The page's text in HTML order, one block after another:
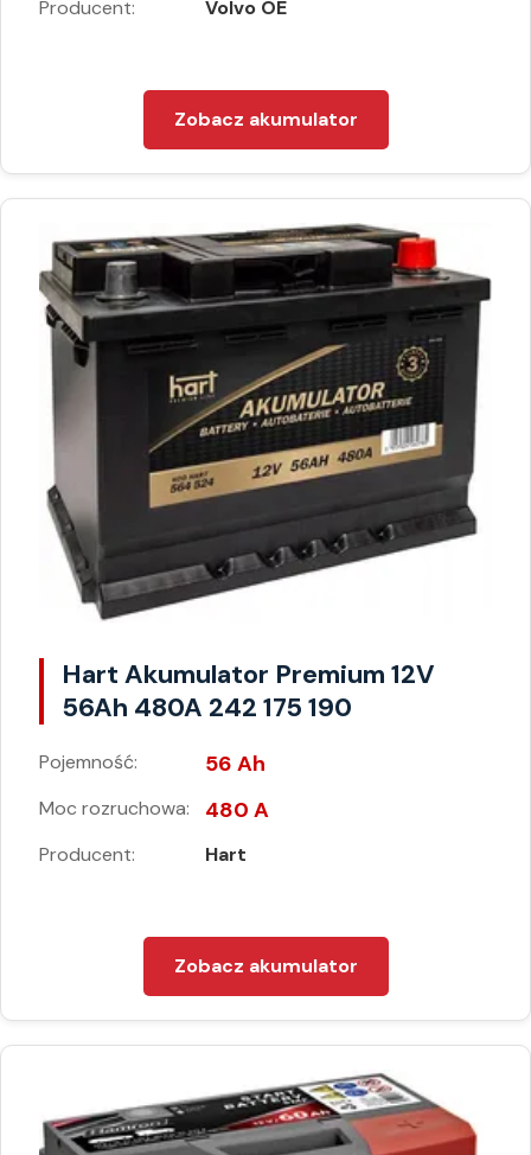
Producent: Volvo OE
Zobacz akumulator
Hart Akumulator Premium 12V
56Ah 480A 242 175 190
Pojemność: 56 Ah
Moc rozruchowa: 480 A
Producent: Hart
Zobacz akumulator